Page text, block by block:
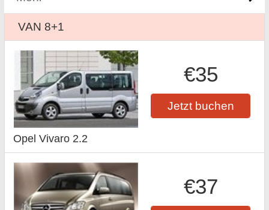
VAN 8+1
€35
Jetzt buchen
Opel Vivaro 2.2
€37